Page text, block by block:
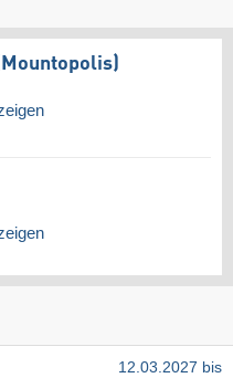
12.03.2027 bis